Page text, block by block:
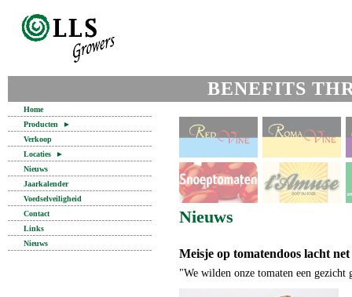
BENEFITS
Home
Producten
►
Verkoop
Locaties
►
Nieuws
Jaarkalender
Voedselveiligheid
Contact
Links
Nieuws
Nieuws
Meisje op tomatendoos lacht
"We wilden onze tomaten een gezicht